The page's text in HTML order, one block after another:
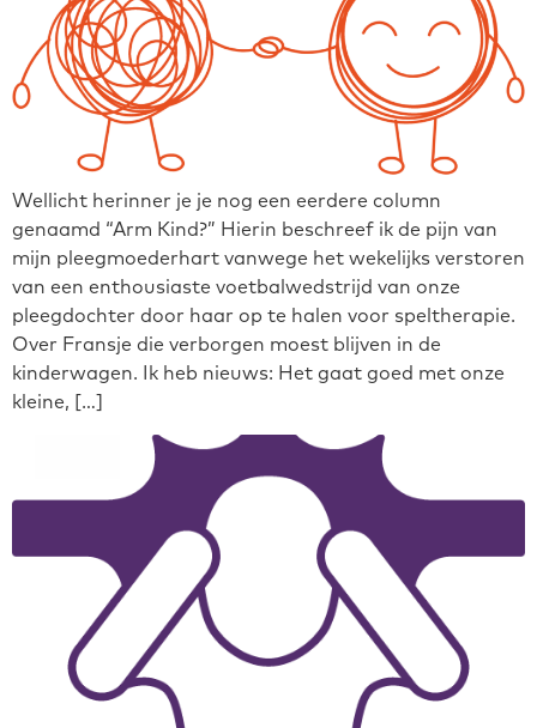
Wellicht herinner je je nog een eerdere column
genaamd “Arm Kind?” Hierin beschreef ik de pijn van
mijn pleegmoederhart vanwege het wekelijks verstoren
van een enthousiaste voetbalwedstrijd van onze
pleegdochter door haar op te halen voor speltherapie.
Over Fransje die verborgen moest blijven in de
kinderwagen. Ik heb nieuws: Het gaat goed met onze
kleine, […]